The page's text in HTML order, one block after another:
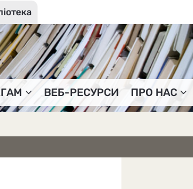
ВЕБ-РЕСУРСИ ПРО НАС